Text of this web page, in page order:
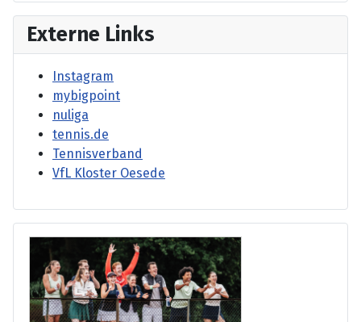
Externe Links
Instagram
mybigpoint
nuliga
tennis.de
Tennisverband
VfL Kloster Oesede